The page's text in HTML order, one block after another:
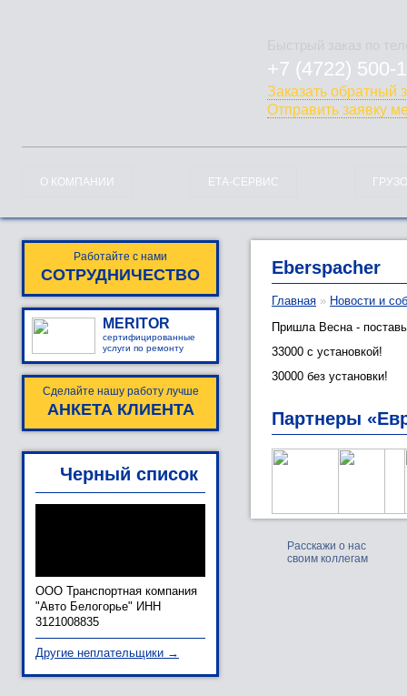
+7 (4722) 500-
778-128
Заказать обратный
Отправить заявку
О КОМПАНИИ ЕТА-СЕРВИС
Работайте с нами
СОТРУДНИЧЕСТВО
MERITOR
сертифицированные
услуги по ремонту
Сделайте нашу работу лучше
АНКЕТА КЛИЕНТА
Черный список
ООО Транспортная компания
"Авто Белогорье" ИНН
3121008835
Другие неплательщики →
Eberspacher
Главная » Новости и
Пришла Весна -
33000 с установкой!
30000 без установки!
Партнеры
Расскажи о нас
своим коллегам